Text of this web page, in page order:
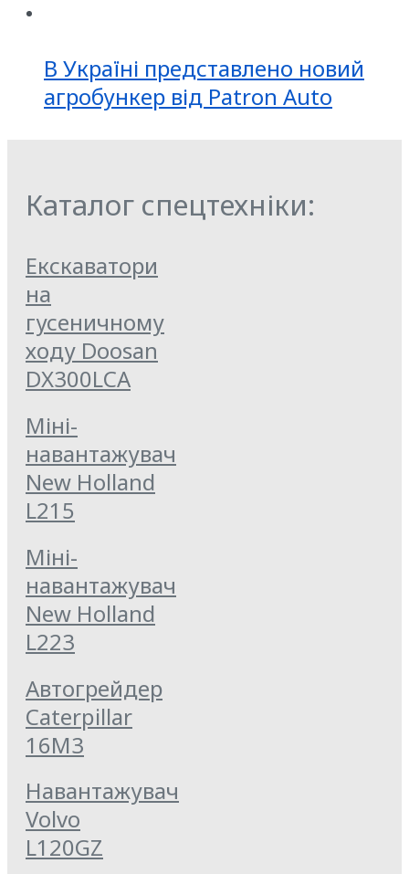
В Україні представлено новий
агробункер від Patron Auto
Каталог спецтехніки:
Екскаватори
на
гусеничному
ходу Doosan
DX300LCA
Міні-
навантажувач
New Holland
L215
Міні-
навантажувач
New Holland
L223
Автогрейдер
Caterpillar
16M3
Навантажувач
Volvo
L120GZ